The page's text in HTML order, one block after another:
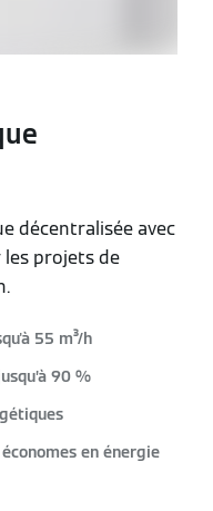
décentralisée avec
projets de
55 m³/h
90 %
en énergie